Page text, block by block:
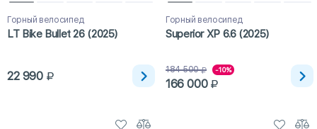
Горный велосипед
LT Bike Bullet 26 (2025)
22 990
Горный велосипед
Superior XP 6.6 (2025)
184 500 -10%
166 000